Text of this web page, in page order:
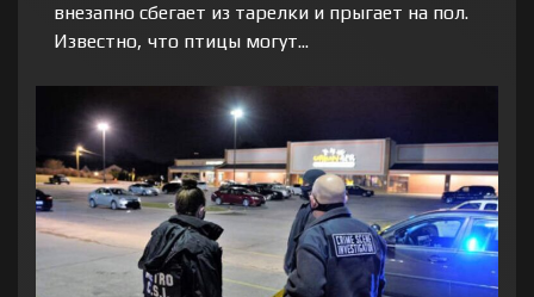
внезапно сбегает из тарелки и прыгает на пол.
Известно, что птицы могут...